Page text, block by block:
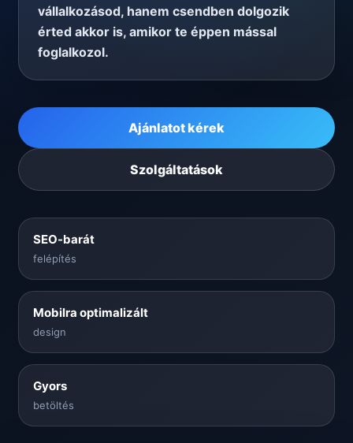
vállalkozásod, hanem csendben dolgozik
érted akkor is, amikor te éppen mással
foglalkozol.
Ajánlatot kérek
Szolgáltatások
SEO-barát
felépítés
Mobilra optimalizált
design
Gyors
betöltés